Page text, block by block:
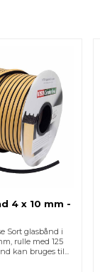
4 x 10 mm -
Sort glasbånd i
rulle med 125
kan bruges til...